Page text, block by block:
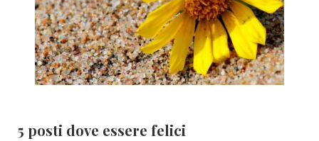
5 posti dove essere felici